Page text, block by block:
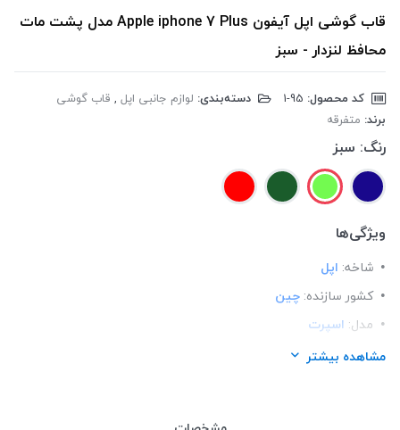
قاب گوشی اپل آیفون Apple iphone 7 Plus مدل پشت مات
محافظ لنزدار - سبز
کد محصول: دسته‌بندی: لوازم جانبی اپل , قاب گوشی
برند: متفرقه
رنگ: سبز
ویژگی‌ها
شاخه: اپل
کشور سازنده: چین
مدل: اسپرت
ساختار: مات
مشاهده بیشتر